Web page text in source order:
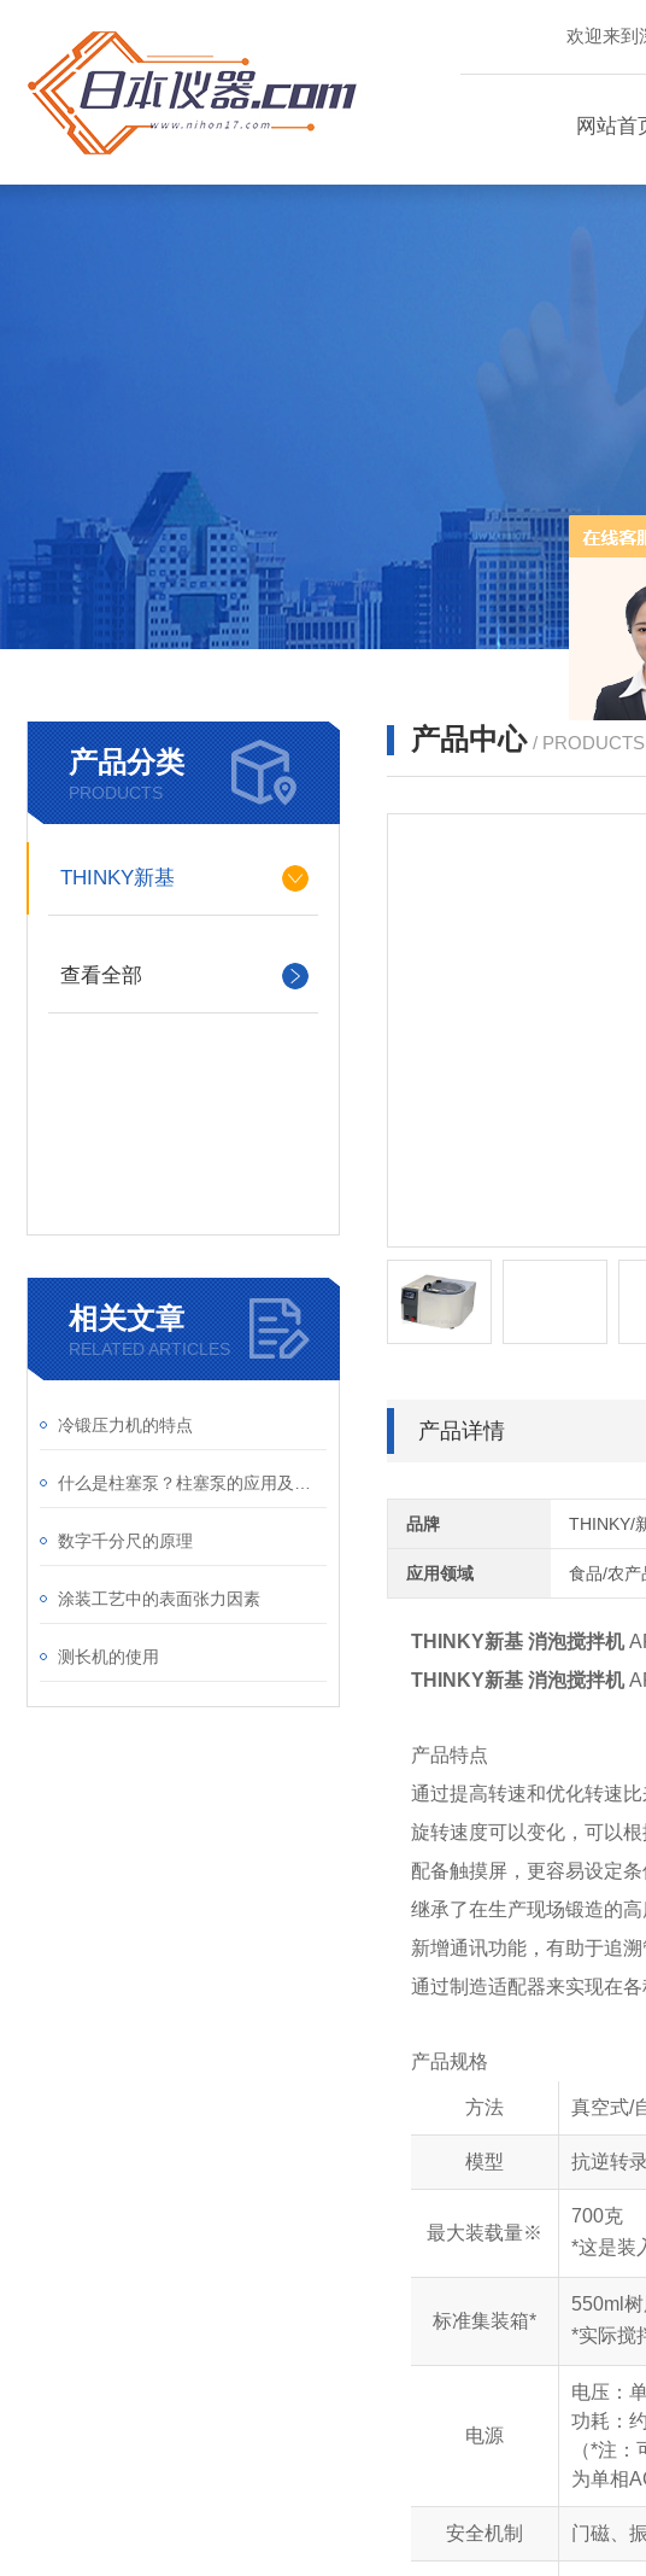
欢迎来到
网站首
产品分类
PRODUCTS
THINKY新基
查看全部
相关文章
RELATED ARTICLES
冷锻压力机的特点
数字千分尺的原理
涂装工艺中的表面张力因素
测长机的使用
产品中心 / PRODUCTS
产品详情
品牌 THINKY/
应用领域 食品/农产
THINKY新基 消泡搅拌机
THINKY新基 消泡搅拌机
产品特点
通过提高转速和优化转速比
旋转速度可以变化，可以
配备触摸屏，更容易设定条
继承了在生产现场锻造的
新增通讯功能，有助于追溯
通过制造适配器来实现在各
产品规格
方法 真空式/
模型 抗逆转
最大装载量※
700克
*这是装
标准集装箱*
550ml
*实际搅
电源
电压：
功耗：
（*注
为单相
安全机制 门磁、